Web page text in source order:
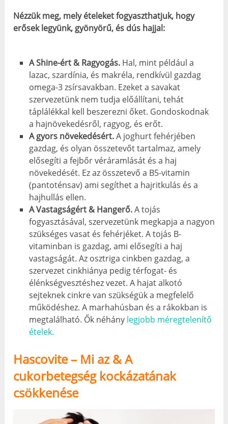
Nézzük meg, mely ételeket fogyaszthatjuk, hogy
erősek legyünk, gyönyörű, és dús hajjal:
A Shine-ért & Ragyogás. Hal, mint például a
lazac, szardínia, és makréla, rendkívül gazdag
omega-3 zsírsavakban. Ezeket a savakat
szervezetünk nem tudja előállítani, tehát
táplálékkal kell beszerezni őket. Gondoskodnak
a hajnövekedésről, ragyog, és erőt.
A gyors növekedésért.A joghurt fehérjében
gazdag, és olyan összetevőt tartalmaz, amely
elősegíti a fejbőr véráramlását és a haj
növekedését. Ez az összetevő a B5-vitamin
(pantoténsav) ami segíthet a hajritkulás és a
hajhullás ellen.
A Vastagságért & Hangerő.A tojás
fogyasztásával, szervezetünk megkapja a nagyon
szükséges vasat és fehérjéket. A tojás B-
vitaminban is gazdag, ami elősegíti a haj
vastagságát. Az osztriga cinkben gazdag, a
szervezet cinkhiánya pedig térfogat- és
élénkségvesztéshez vezet. A hajat alkotó
sejteknek cinkre van szükségük a megfelelő
működéshez. A marhahúsban és a rákokban is
megtalálható. Ők néhány legjobb méregtelenítő
ételek.
Hascovite – Mi az & A
cukorbetegség kockázatának
csökkenése